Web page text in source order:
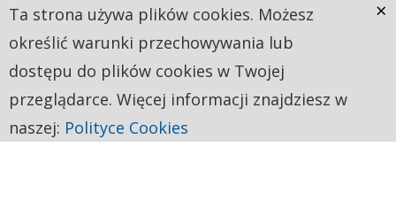
Ta strona używa plików cookies. Możesz
określić warunki przechowywania lub
dostępu do plików cookies w Twojej
przeglądarce. Więcej informacji znajdziesz w
naszej: Polityce Cookies
×